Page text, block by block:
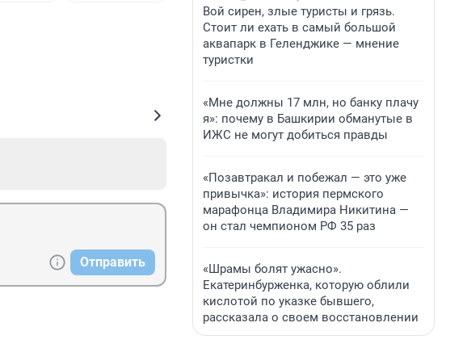
Отправить
Вой сирен, злые туристы и грязь.
Стоит ли ехать в самый большой
аквапарк в Геленджике — мнение
туристки
«Мне должны 17 млн, но банку плачу
я»: почему в Башкирии обманутые в
ИЖС не могут добиться правды
«Позавтракал и побежал — это уже
привычка»: история пермского
марафонца Владимира Никитина —
он стал чемпионом РФ 35 раз
«Шрамы болят ужасно».
Екатеринбурженка, которую облили
кислотой по указке бывшего,
рассказала о своем восстановлении